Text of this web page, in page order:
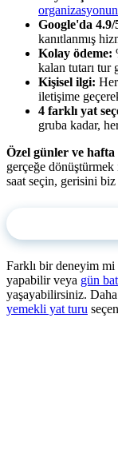
Google'da
kanıtlanmış
Kolay ödeme:
kalan tutarı tur
Kişisel ilgi:
iletişime
4 farklı yat
gruba kadar,
Özel günler ve hafta
gerçeğe
saat seçin, gerisini
Farklı bir deneyim mi
yapabilir veya gün
yaşayabilirsiniz.
yemekli yat turu